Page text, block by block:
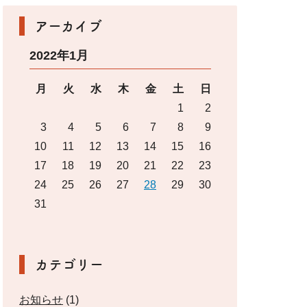
アーカイブ
2022年1月
月 火 水 木 金 土
日
1
2
3
4 5 6 7 8
9
10
11 12 13 14 15
16
17
18 19 20 21 22
23
24
25 26 27 28 29
30
31
カテゴリー
お知らせ (1)